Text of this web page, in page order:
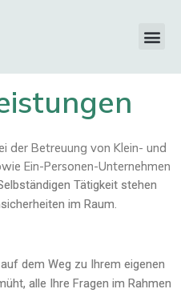
der Betreuung von Klein- und
Ein-Personen-Unternehmen
Tätigkeit stehen
im Raum.
dem Weg zu Ihrem eigenen
alle Ihre Fragen im Rahmen